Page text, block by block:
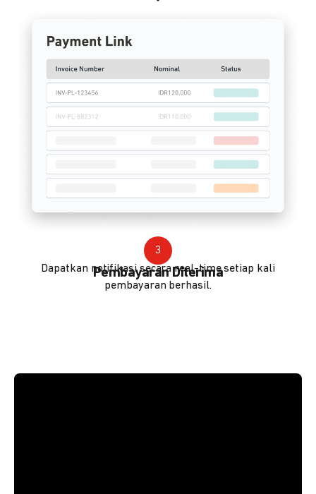
3
Pembayaran Diterima
Dapatkan notifikasi secara real-time setiap kali
pembayaran berhasil.